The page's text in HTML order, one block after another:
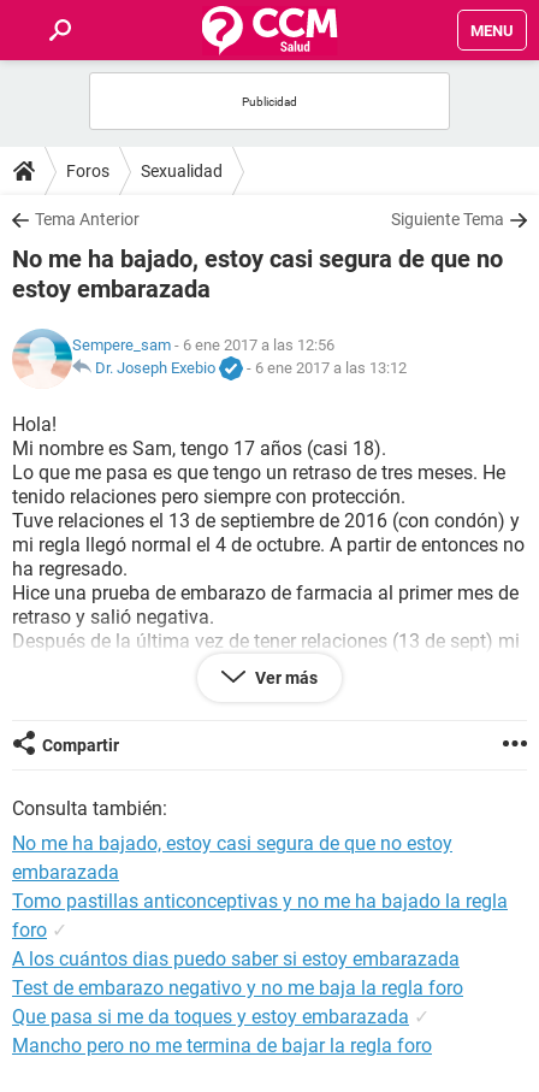
MENU
FOROS
SALUD
FAMILIA
NUTRICIÓN
SEXUALIDAD
GLOSARIO
Foros Sexualidad
Tema Anterior Siguiente Tema
No me ha bajado, estoy casi segura de que no
estoy embarazada
Sempere_sam - 6 ene 2017 a las 12:56
Dr. Joseph Exebio
- 6 ene 2017 a las 13:12
Hola!
Mi nombre es Sam, tengo 17 años (casi 18).
Lo que me pasa es que tengo un retraso de tres meses. He
tenido relaciones pero siempre con protección.
Tuve relaciones el 13 de septiembre de 2016 (con condón) y
mi regla llegó normal el 4 de octubre. A partir de entonces no
ha regresado.
Hice una prueba de embarazo de farmacia al primer mes de
retraso y salió negativa.
Después de la última vez de tener relaciones (13 de sept) mi
pareja y yo sólo hemos practicado masturbación mutua.
Siempre he sido irregular pero nunca tanto. Estoy muy
cólicos y la sensación de que me va a bajar las últimas tres
semanas, pero nada.
Ver más
Compartir
Consulta también:
No me ha bajado, estoy casi segura de que no estoy
embarazada
Tomo pastillas anticonceptivas y no me ha bajado la regla
foro ✓
A los cuántos dias puedo saber si estoy embarazada
Test de embarazo negativo y no me baja la regla foro
Que pasa si me da toques y estoy embarazada ✓
Mancho pero no me termina de bajar la regla foro